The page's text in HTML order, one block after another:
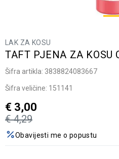
LAK ZA KOSU
TAFT PJENA ZA KOSU
Šifra artikla: 3838824083667
Šifra veličine: 151141
€ 4,29
€ 3,00
Obavijesti me o popustu